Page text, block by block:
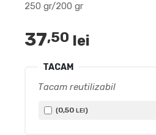
250 gr/200 gr
37,50 lei
TACAM
Tacam reutilizabil
(0,50 LEI)